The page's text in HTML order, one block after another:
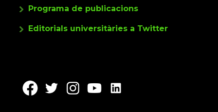
Programa de publicacions
Editorials universitàries a Twitter